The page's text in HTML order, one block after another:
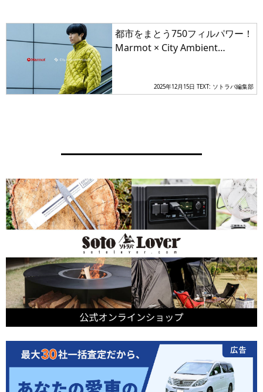
都市をまとう750フィルパワー！
Marmot × City Ambient
2025年12月15日 TEXT: ソトラバ編集部